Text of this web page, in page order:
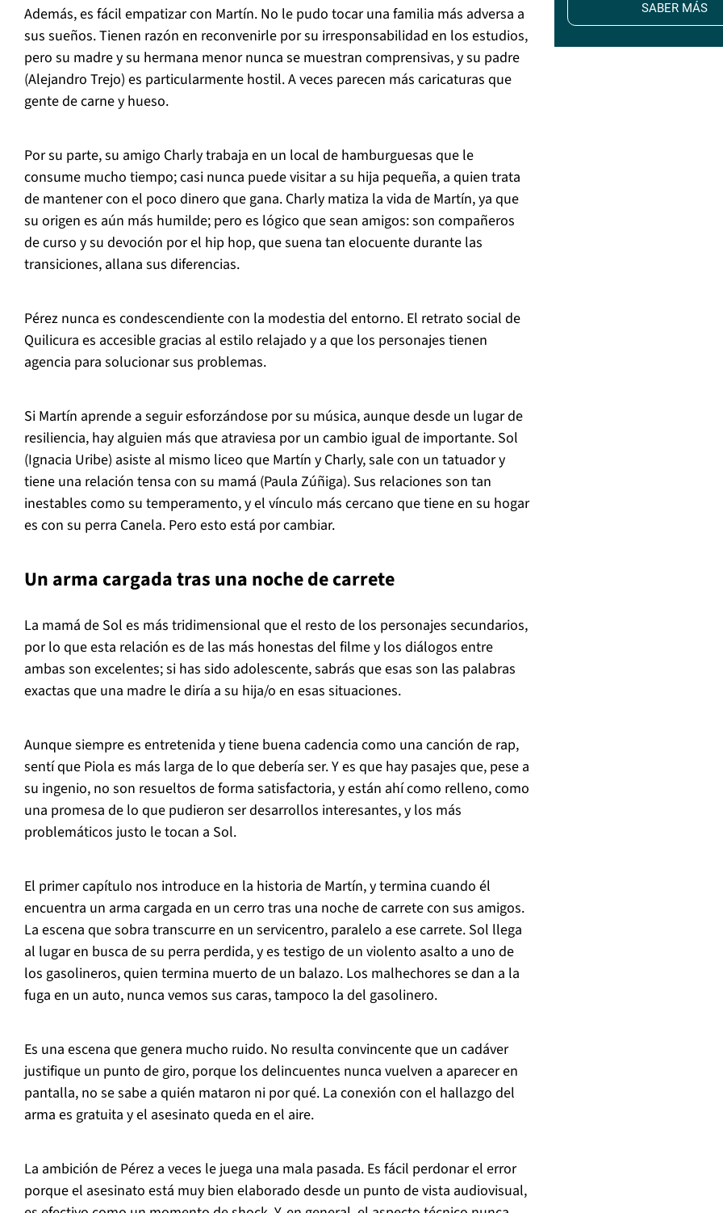
Además, es fácil empatizar con Martín. No le pudo tocar una familia más adversa a
sus sueños. Tienen razón en reconvenirle por su irresponsabilidad en los estudios,
pero su madre y su hermana menor nunca se muestran comprensivas, y su padre
(Alejandro Trejo) es particularmente hostil. A veces parecen más caricaturas que
gente de carne y hueso.
Por su parte, su amigo Charly trabaja en un local de hamburguesas que le
consume mucho tiempo; casi nunca puede visitar a su hija pequeña, a quien trata
de mantener con el poco dinero que gana. Charly matiza la vida de Martín, ya que
su origen es aún más humilde; pero es lógico que sean amigos: son compañeros
de curso y su devoción por el hip hop, que suena tan elocuente durante las
transiciones, allana sus diferencias.
Pérez nunca es condescendiente con la modestia del entorno. El retrato social de
Quilicura es accesible gracias al estilo relajado y a que los personajes tienen
agencia para solucionar sus problemas.
Si Martín aprende a seguir esforzándose por su música, aunque desde un lugar de
resiliencia, hay alguien más que atraviesa por un cambio igual de importante. Sol
(Ignacia Uribe) asiste al mismo liceo que Martín y Charly, sale con un tatuador y
tiene una relación tensa con su mamá (Paula Zúñiga). Sus relaciones son tan
inestables como su temperamento, y el vínculo más cercano que tiene en su hogar
es con su perra Canela. Pero esto está por cambiar.
Un arma cargada tras una noche de carrete
La mamá de Sol es más tridimensional que el resto de los personajes secundarios,
por lo que esta relación es de las más honestas del filme y los diálogos entre
ambas son excelentes; si has sido adolescente, sabrás que esas son las palabras
exactas que una madre le diría a su hija/o en esas situaciones.
Aunque siempre es entretenida y tiene buena cadencia como una canción de rap,
sentí que Piola es más larga de lo que debería ser. Y es que hay pasajes que, pese a
su ingenio, no son resueltos de forma satisfactoria, y están ahí como relleno, como
una promesa de lo que pudieron ser desarrollos interesantes, y los más
problemáticos justo le tocan a Sol.
El primer capítulo nos introduce en la historia de Martín, y termina cuando él
encuentra un arma cargada en un cerro tras una noche de carrete con sus amigos.
La escena que sobra transcurre en un servicentro, paralelo a ese carrete. Sol llega
al lugar en busca de su perra perdida, y es testigo de un violento asalto a uno de
los gasolineros, quien termina muerto de un balazo. Los malhechores se dan a la
fuga en un auto, nunca vemos sus caras, tampoco la del gasolinero.
Es una escena que genera mucho ruido. No resulta convincente que un cadáver
justifique un punto de giro, porque los delincuentes nunca vuelven a aparecer en
pantalla, no se sabe a quién mataron ni por qué. La conexión con el hallazgo del
arma es gratuita y el asesinato queda en el aire.
La ambición de Pérez a veces le juega una mala pasada. Es fácil perdonar el error
porque el asesinato está muy bien elaborado desde un punto de vista audiovisual,
SABER MÁS